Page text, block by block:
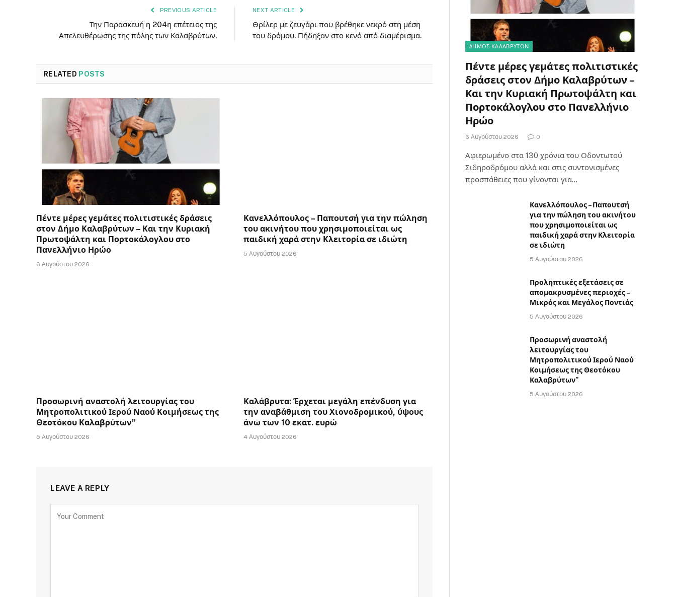
PREVIOUS ARTICLE
Την Παρασκευή η 204η επέτειος της
Απελευθέρωσης της πόλης των Καλαβρύτων.
NEXT ARTICLE
Θρίλερ με ζευγάρι που βρέθηκε νεκρό στη μέση
του δρόμου. Πήδηξαν στο κενό από διαμέρισμα.
RELATED POSTS
Πέντε μέρες γεμάτες πολιτιστικές δράσεις
στον Δήμο Καλαβρύτων – Και την Κυριακή
Πρωτοψάλτη και Πορτοκάλογλου στο
Πανελλήνιο Ηρώο
6 Αυγούστου 2026
Κανελλόπουλος – Παπουτσή για την πώληση
του ακινήτου που χρησιμοποιείται ως
παιδική χαρά στην Κλειτορία σε ιδιώτη
5 Αυγούστου 2026
Προσωρινή αναστολή λειτουργίας του
Μητροπολιτικού Ιερού Ναού Κοιμήσεως της
Θεοτόκου Καλαβρύτων”
5 Αυγούστου 2026
Καλάβρυτα: Έρχεται μεγάλη επένδυση για
την αναβάθμιση του Χιονοδρομικού, ύψους
άνω των 10 εκατ. ευρώ
4 Αυγούστου 2026
LEAVE A REPLY
ΔΗΜΟΣ ΚΑΛΑΒΡΥΤΩΝ
Πέντε μέρες γεμάτες πολιτιστικές
δράσεις στον Δήμο Καλαβρύτων –
Και την Κυριακή Πρωτοψάλτη και
Πορτοκάλογλου στο Πανελλήνιο
Ηρώο
6 Αυγούστου 2026 0
Αφιερωμένο στα 130 χρόνια του Οδοντωτού
Σιδηροδρόμου αλλά και στις συντονισμένες
προσπάθειες που γίνονται για…
Κανελλόπουλος – Παπουτσή
για την πώληση του ακινήτου
που χρησιμοποιείται ως
παιδική χαρά στην Κλειτορία
σε ιδιώτη
5 Αυγούστου 2026
Προληπτικές εξετάσεις σε
απομακρυσμένες περιοχές –
Μικρός και Μεγάλος Ποντιάς
5 Αυγούστου 2026
Προσωρινή αναστολή
λειτουργίας του
Μητροπολιτικού Ιερού Ναού
Κοιμήσεως της Θεοτόκου
Καλαβρύτων”
5 Αυγούστου 2026